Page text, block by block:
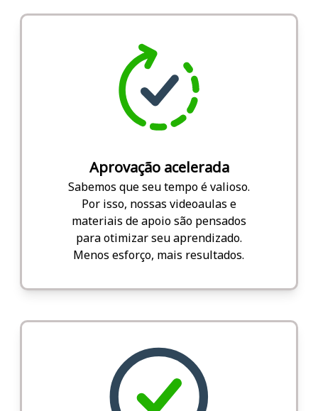
Aprovação acelerada
Sabemos que seu tempo é valioso.
Por isso, nossas videoaulas e
materiais de apoio são pensados
para otimizar seu aprendizado.
Menos esforço, mais resultados.